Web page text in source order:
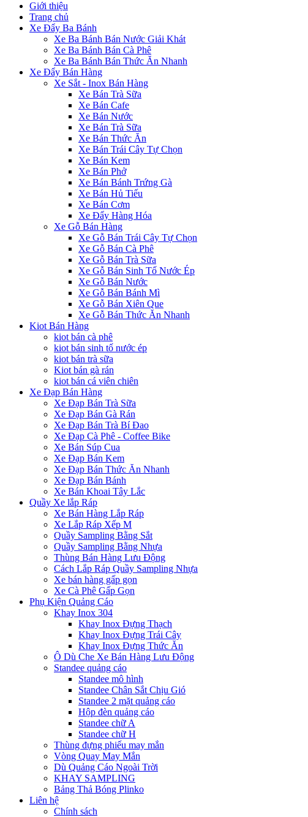
Giới thiệu
Trang chủ
Xe Đẩy Ba Bánh
Xe Ba Bánh Bán Nước Giải Khát
Xe Ba Bánh Bán Cà Phê
Xe Ba Bánh Bán Thức Ăn Nhanh
Xe Đẩy Bán Hàng
Xe Sắt - Inox Bán Hàng
Xe Bán Trà Sữa
Xe Bán Cafe
Xe Bán Nước
Xe Bán Trà Sữa
Xe Bán Thức Ăn
Xe Bán Trái Cây Tự Chọn
Xe Bán Kem
Xe Bán Phở
Xe Bán Bánh Trứng Gà
Xe Bán Hủ Tiếu
Xe Bán Cơm
Xe Đẩy Hàng Hóa
Xe Gỗ Bán Hàng
Xe Gỗ Bán Trái Cây Tự Chọn
Xe Gỗ Bán Cà Phê
Xe Gỗ Bán Trà Sữa
Xe Gỗ Bán Sinh Tố Nước Ép
Xe Gỗ Bán Nước
Xe Gỗ Bán Bánh Mì
Xe Gỗ Bán Xiên Que
Xe Gỗ Bán Thức Ăn Nhanh
Kiot Bán Hàng
kiot bán cà phê
kiot bán sinh tố nước ép
kiot bán trà sữa
Kiot bán gà rán
kiot bán cá viên chiên
Xe Đạp Bán Hàng
Xe Đạp Bán Trà Sữa
Xe Đạp Bán Gà Rán
Xe Đạp Bán Trà Bí Đao
Xe Đạp Cà Phê - Coffee Bike
Xe Bán Súp Cua
Xe Đạp Bán Kem
Xe Đạp Bán Thức Ăn Nhanh
Xe Đạp Bán Bánh
Xe Bán Khoai Tây Lắc
Quầy Xe lắp Ráp
Xe Bán Hàng Lắp Ráp
Xe Lắp Ráp Xếp M
Quầy Sampling Bằng Sắt
Quầy Sampling Bằng Nhựa
Thùng Bán Hàng Lưu Động
Cách Lắp Ráp Quầy Sampling Nhựa
Xe bán hàng gấp gọn
Xe Cà Phê Gấp Gọn
Phụ Kiện Quảng Cáo
Khay Inox 304
Khay Inox Đựng Thạch
Khay Inox Đựng Trái Cây
Khay Inox Đựng Thức Ăn
Ô Dù Che Xe Bán Hàng Lưu Động
Standee quảng cáo
Standee mô hình
Standee Chân Sắt Chịu Gió
Standee 2 mặt quảng cáo
Hộp đèn quảng cáo
Standee chữ A
Standee chữ H
Thùng đựng phiếu may mắn
Vòng Quay May Mắn
Dù Quảng Cáo Ngoài Trời
KHAY SAMPLING
Bảng Thả Bóng Plinko
Liên hệ
Chính sách